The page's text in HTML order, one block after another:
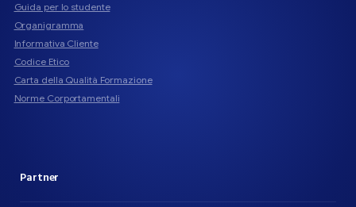
Guida per lo studente
Organigramma
Informativa Cliente
Codice Etico
Carta della Qualità Formazione
Norme Corportamentali
Partner